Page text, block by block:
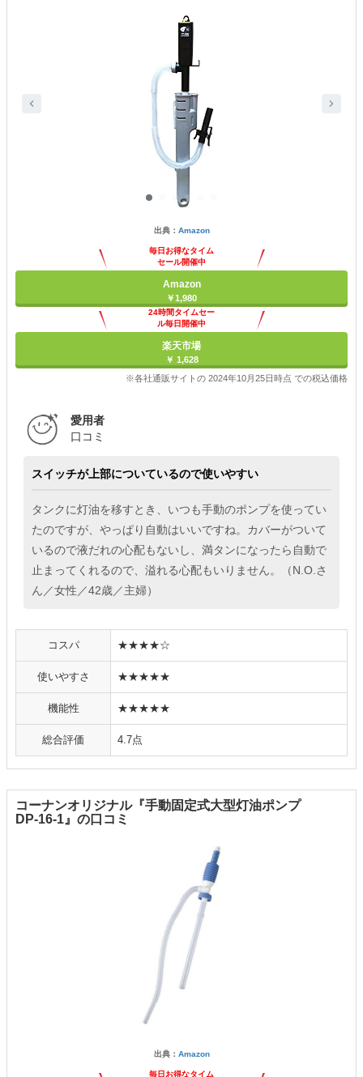
出典： Amazon
毎日お得なタイム
セール開催中
Amazon
￥1,980
24時間タイムセー
ル毎日開催中
楽天市場
￥ 1,628
※各社通販サイトの 2024年10月25日時点 での税込価格
愛用者
口コミ
スイッチが上部についているので使いやすい
タンクに灯油を移すとき、いつも手動のポンプを使ってい
たのですが、やっぱり自動はいいですね。カバーがついて
いるので液だれの心配もないし、満タンになったら自動で
止まってくれるので、溢れる心配もいりません。（N.O.さ
ん／女性／42歳／主婦）
コスパ ★★★★☆
使いやすさ ★★★★★
機能性 ★★★★★
総合評価 4.7点
コーナンオリジナル『手動固定式大型灯油ポンプ
DP-16-1』の口コミ
出典： Amazon
毎日お得なタイム